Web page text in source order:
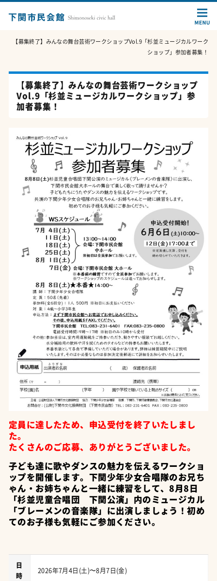
【募集終了】みんなの舞台芸術ワークショップVol.9「杉並ミュージカルワーク
ショップ」参加者募集！
【募集終了】みんなの舞台芸術ワークショップ
Vol.9「杉並ミュージカルワークショップ」参
加者募集！
定員に達したため、申込受付を終了いたしまし
た。
たくさんのご応募、ありがとうございました。
子ども達に歌やダンスの魅力を伝えるワークショ
ップを開催します。下関少年少女合唱隊のお兄ち
ゃん・お姉ちゃんと一緒に練習をして、8月8日
「杉並児童合唱団 下関公演」内のミュージカル
「ブレーメンの音楽隊」に出演しましょう！初め
てのお子様も気軽にご参加ください。
日
時
2026年7月4日(土)〜8月7日(金)